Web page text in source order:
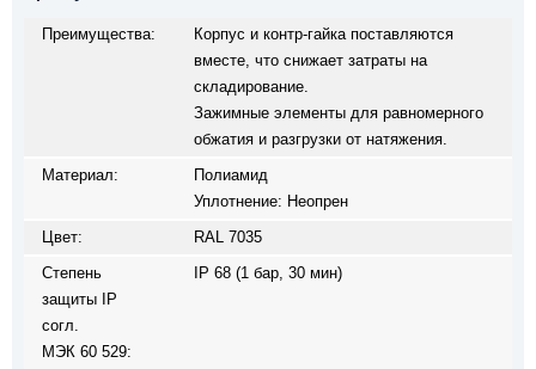
Преимущества:
Корпус и контр-гайка поставляются
вместе, что снижает затраты на
складирование.
Зажимные элементы для равномерного
обжатия и разгрузки от натяжения.
Материал:
Полиамид
Уплотнение: Неопрен
Цвет:
RAL 7035
Степень
защиты IP
согл.
МЭК 60 529:
IP 68 (1 бар, 30 мин)